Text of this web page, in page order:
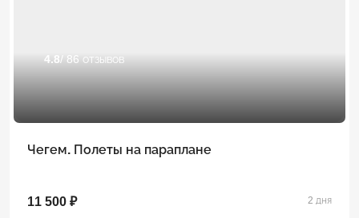
4.8/ 86 отзывов
Чегем. Полеты на параплане
11 500 ₽ 2 дня